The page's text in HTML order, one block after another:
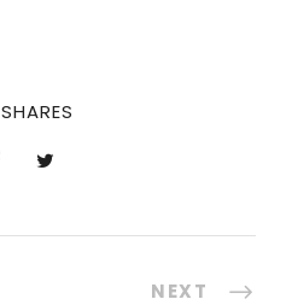
SHARES
NEXT